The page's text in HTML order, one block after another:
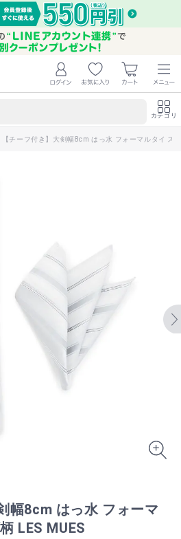
カテゴリ
【チーフ付き】大剣幅8cm はっ水 フォーマルタイ ス
幅8cm はっ水 フォーマ
LES MUES